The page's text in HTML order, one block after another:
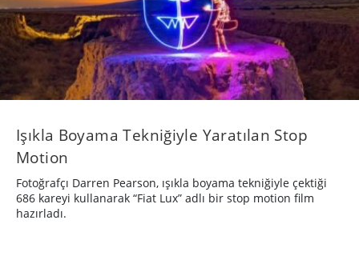
Işıkla Boyama Tekniğiyle Yaratılan Stop
Motion
Fotoğrafçı Darren Pearson, ışıkla boyama tekniğiyle çektiği
686 kareyi kullanarak “Fiat Lux” adlı bir stop motion film
hazırladı.